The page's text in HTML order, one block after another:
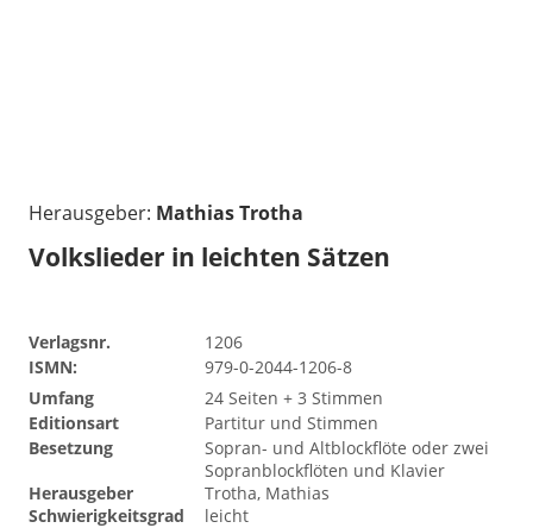
Herausgeber: Mathias Trotha
Volkslieder in leichten Sätzen
Verlagsnr.
1206
ISMN:
979-0-2044-1206-8
Umfang
24 Seiten + 3 Stimmen
Editionsart
Partitur und Stimmen
Besetzung
Sopran- und Altblockflöte oder zwei
Sopranblockflöten und Klavier
Herausgeber
Trotha, Mathias
Schwierigkeitsgrad
leicht